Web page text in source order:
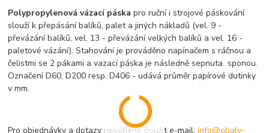
Polypropylenová vázací páska pro ruční i strojové páskování
slouží k přepásání balíků, palet a jiných nákladů (vel. 9 -
převázání balíků, vel. 13 - převázání velkých balíků a vel. 16 -
paletové vázání). Stahování je prováděno napínačem s ráčnou a
čelistmi se 2 pákami a vazací páska je následně sepnuta sponou.
Označení D60, D200 resp. D406 - udává průměr papírové dutinky
v mm.
Pro objednávky a dotazy neváhejte použít e-mail:info@obaly-